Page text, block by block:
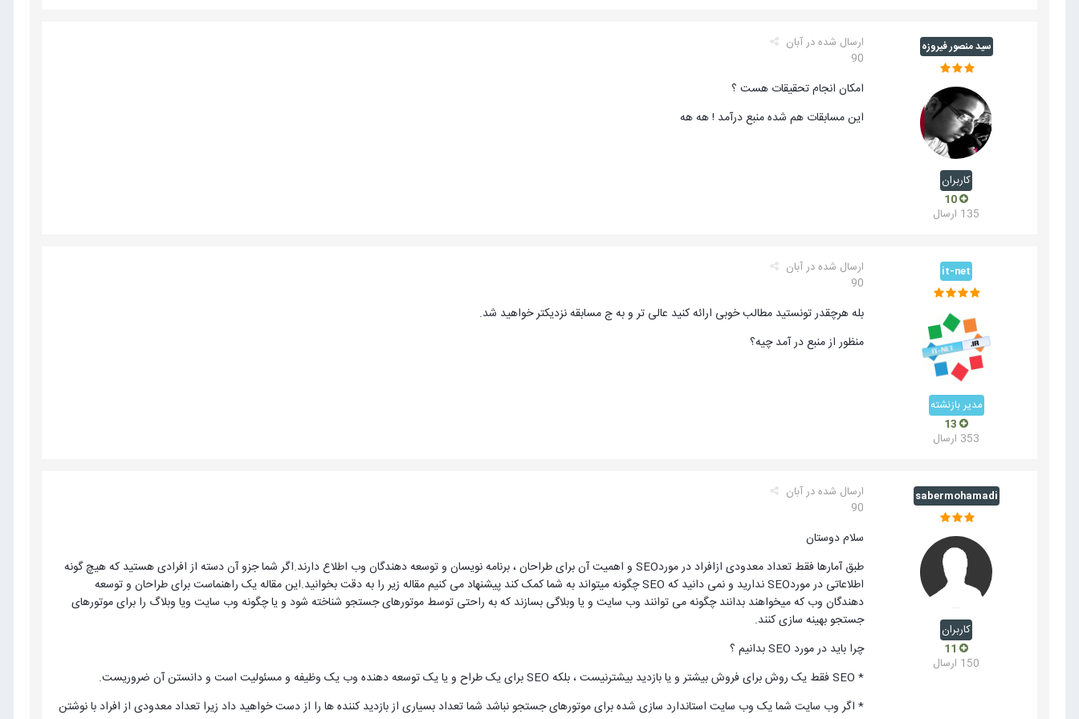
سید منصور فیروزه
کاربران
135 ارسال
ارسال شده درآبان
90
امکان انجام تحقیقات هست ؟
این مسابقات هم شده منبع درآمد ! هه هه
it-net
مدیر بازنشته
353 ارسال
ارسال شده درآبان
90
بله هرچقدر تونستید مطالب خوبی ارائه کنید عالی تر و به ج مسابقه نزدیکتر خواهید شد.
منظور از منبع در آمد چیه؟
sabermohamadi
کاربران
150 ارسال
ارسال شده درآبان
90
سلام دوستان
طبق آمارها فقط تعداد معدودی ازافراد در موردSEO و اهمیت آن برای طراحان ، برنامه نویسان و توسعه دهندگان وب اطلاع دارند.اگر شما جزو آن دسته از افرادی هستید که هیچ گونه
اطلاعاتی در موردSEO ندارید و نمی دانید که SEO چگونه میتواند به شما کمک کند پیشنهاد می کنیم مقاله زیر را به دقت بخوانید.این مقاله یک راهنماست برای طراحان و توسعه
دهندگان وب که میخواهند بدانند چگونه می توانند وب سایت و یا وبلاگی بسازند که به راحتی توسط موتورهای جستجو شناخته شود و یا چگونه وب سایت ویا وبلاگ را برای موتورهای
جستجو بهینه سازی کنند.
چرا باید در مورد SEO بدانیم ؟
* SEO فقط یک روش برای فروش بیشتر و یا بازدید بیشترنیست ، بلکه SEO برای یک طراح و یا یک توسعه دهنده وب یک وظیفه و مسئولیت است و دانستن آن ضروریست.
* اگر وب سایت شما یک وب سایت استاندارد سازی شده برای موتورهای جستجو نباشد شما تعداد بسیاری از بازدید کننده ها را از دست خواهید داد زیرا تعداد معدودی از افراد با نوشتن